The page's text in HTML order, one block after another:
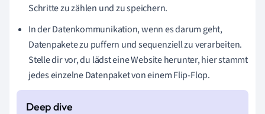
Schritte zu zählen und zu speichern.
In der Datenkommunikation, wenn es darum geht,
Datenpakete zu puffern und sequenziell zu verarbeiten.
Stelle dir vor, du lädst eine Website herunter, hier stammt
jedes einzelne Datenpaket von einem Flip-Flop.